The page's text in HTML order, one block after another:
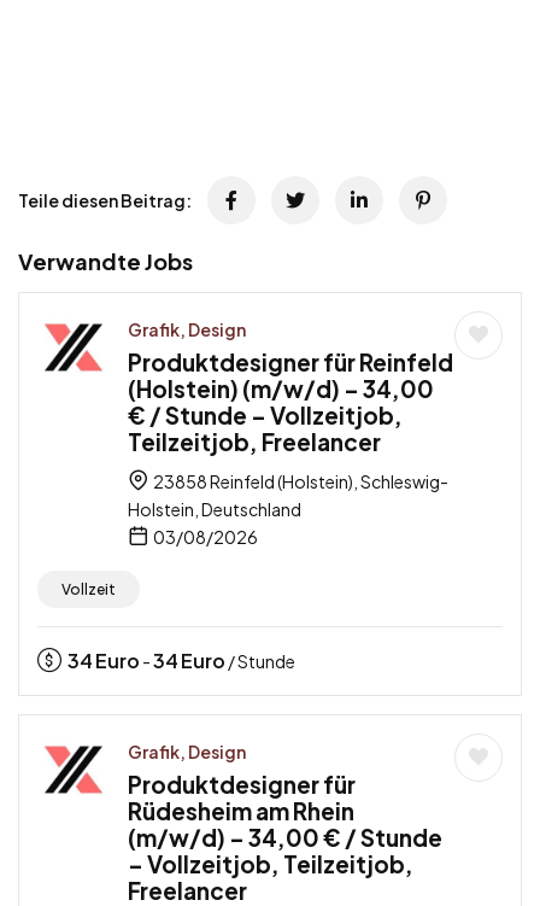
Teile diesen Beitrag:
Verwandte Jobs
Grafik, Design
Produktdesigner für Reinfeld
(Holstein) (m/w/d) – 34,00
€ / Stunde – Vollzeitjob,
Teilzeitjob, Freelancer
23858 Reinfeld (Holstein), Schleswig-
Holstein, Deutschland
03/08/2026
Vollzeit
34Euro -34Euro / Stunde
Grafik, Design
Produktdesigner für
Rüdesheim am Rhein
(m/w/d) – 34,00 € / Stunde
– Vollzeitjob, Teilzeitjob,
Freelancer